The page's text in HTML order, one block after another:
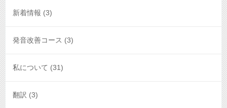
新着情報 (3)
発音改善コース (3)
私について (31)
翻訳 (3)